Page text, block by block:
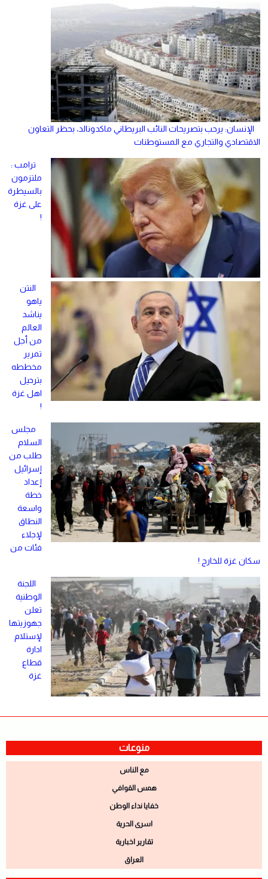
الإنسان: يرحب بتصريحات النائب البريطاني ماكدونالد، بحظر التعاون
الاقتصادي والتجاري مع المستوطنات
ترامب :
ملتزمون
بالسيطرة
على غزة
!
النتن
ياهو
يناشد
العالم
من أجل
تمرير
مخططه
بترحيل
اهل غزة
!
مجلس
السلام
طلب من
إسرائيل
إعداد
خطة
واسعة
النطاق
لإجلاء
فئات من
سكان غزة للخارج !
اللجنة
الوطنية
تعلن
جهوزيتها
لإستلام
ادارة
قطاع
غزة
منوعات
مع الناس
همس القوافي
خفايا نداء الوطن
اسرى الحرية
تقارير اخبارية
العراق